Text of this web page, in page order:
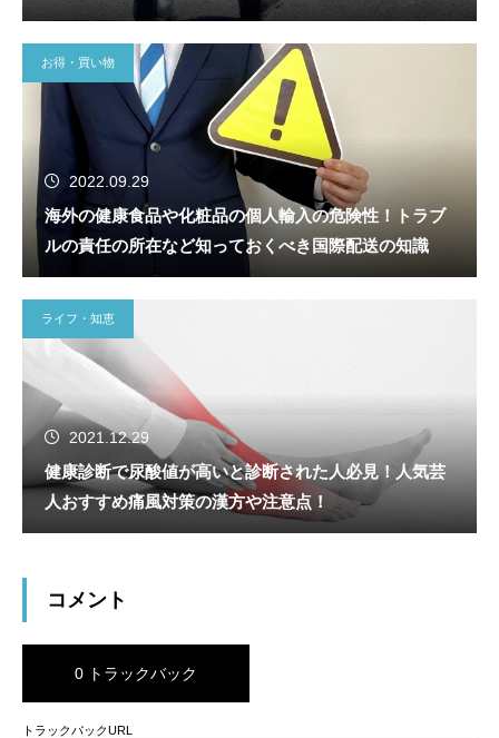
お得・買い物
2022.09.29
海外の健康食品や化粧品の個人輸入の危険性！トラブ
ルの責任の所在など知っておくべき国際配送の知識
ライフ・知恵
2021.12.29
健康診断で尿酸値が高いと診断された人必見！人気芸
人おすすめ痛風対策の漢方や注意点！
コメント
0 トラックバック
トラックバックURL